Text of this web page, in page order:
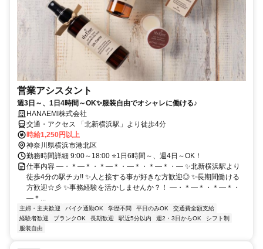
営業アシスタント
週3日～、1日4時間～OK✨服装自由でオシャレに働ける♪
HANAEMI株式会社
交通・アクセス 「北新横浜駅」より徒歩4分
時給1,250円以上
神奈川県横浜市港北区
勤務時間詳細 9:00～18:00 ⭐1日6時間～、週4日～OK！
仕事内容 ―・＊―＊・＊―＊・―＊・＊―＊・― ✨北新横浜駅より
徒歩4分の駅チカ!! ✨人と接する事が好きな方歓迎◎ ✨長期間働ける
方歓迎☆彡 ✨事務経験を活かしませんか？！ ―・＊―＊・＊―＊・
―＊...
主婦・主夫歓迎 バイク通勤OK 学歴不問 平日のみOK
交通費全額支給
経験者歓迎
ブランクOK 長期歓迎 駅近5分以内 週2・3日からOK
シフト制
服装自由